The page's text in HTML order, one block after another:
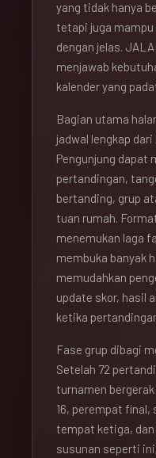
yang tidak hanya
tetapi juga
dengan jelas.
menjawab
kalender yang
Bagian utama
jadwal lengkap
Pengunjung dapat
pertandingan,
bertanding, grup
tuan rumah.
menemukan laga
membuka banyak
memudahkan
update skor, hasil
ketika
Fase grup dibagi
Setelah 72
turnamen
16, perempat
tempat ketiga,
susunan seperti